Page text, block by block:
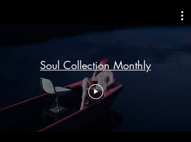
Soul Collection Monthly